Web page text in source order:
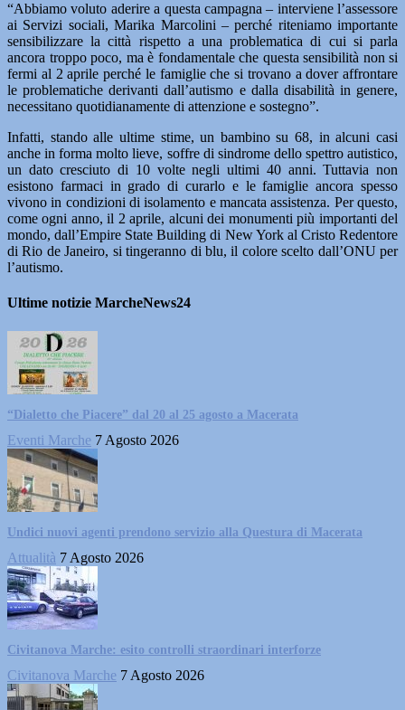
“Abbiamo voluto aderire a questa campagna – interviene l’assessore
ai Servizi sociali, Marika Marcolini – perché riteniamo importante
sensibilizzare la città rispetto a una problematica di cui si parla
ancora troppo poco, ma è fondamentale che questa sensibilità non si
fermi al 2 aprile perché le famiglie che si trovano a dover affrontare
le problematiche derivanti dall’autismo e dalla disabilità in genere,
necessitano quotidianamente di attenzione e sostegno”.
Infatti, stando alle ultime stime, un bambino su 68, in alcuni casi
anche in forma molto lieve, soffre di sindrome dello spettro autistico,
un dato cresciuto di 10 volte negli ultimi 40 anni. Tuttavia non
esistono farmaci in grado di curarlo e le famiglie ancora spesso
vivono in condizioni di isolamento e mancata assistenza. Per questo,
come ogni anno, il 2 aprile, alcuni dei monumenti più importanti del
mondo, dall’Empire State Building di New York al Cristo Redentore
di Rio de Janeiro, si tingeranno di blu, il colore scelto dall’ONU per
l’autismo.
Ultime notizie MarcheNews24
“Dialetto che Piacere” dal 20 al 25 agosto a Macerata
Eventi Marche 7 Agosto 2026
Undici nuovi agenti prendono servizio alla Questura di Macerata
Attualità 7 Agosto 2026
Civitanova Marche: esito controlli straordinari interforze
Civitanova Marche 7 Agosto 2026